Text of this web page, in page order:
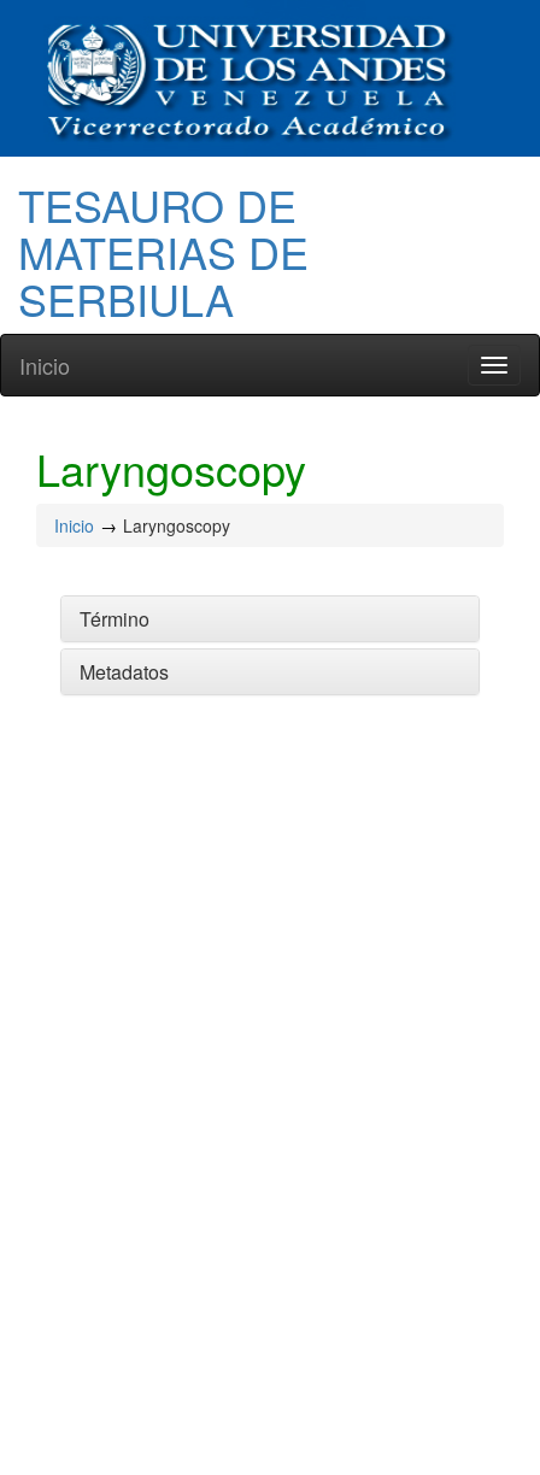
TESAURO DE
MATERIAS DE
SERBIULA
Inicio
Laryngoscopy
Inicio Laryngoscopy
Término
Metadatos